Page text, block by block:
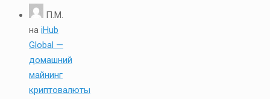
П.М.
на iHub
Global —
домашний
майнинг
криптовалюты